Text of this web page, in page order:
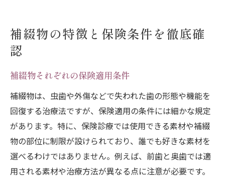
補綴物の特徴と保険条件を徹底確
認
補綴物それぞれの保険適用条件
補綴物は、虫歯や外傷などで失われた歯の形態や機能を
回復する治療法ですが、保険適用の条件には細かな規定
があります。特に、保険診療では使用できる素材や補綴
物の部位に制限が設けられており、誰でも好きな素材を
選べるわけではありません。例えば、前歯と奥歯では適
用される素材や治療方法が異なる点に注意が必要です。